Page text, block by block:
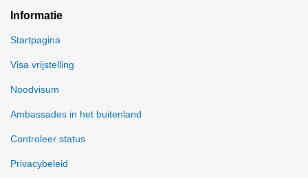
Informatie
Startpagina
Visa vrijstelling
Noodvisum
Ambassades in het buitenland
Controleer status
Privacybeleid